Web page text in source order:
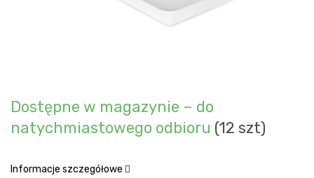
Dostępne w magazynie – do
natychmiastowego odbioru (12 szt)
Informacje szczegółowe